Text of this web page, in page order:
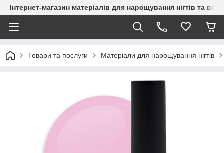
Інтернет-магазин матеріалів для нарощування нігтів та вій
Товари та послуги Матеріали для нарощування нігтів